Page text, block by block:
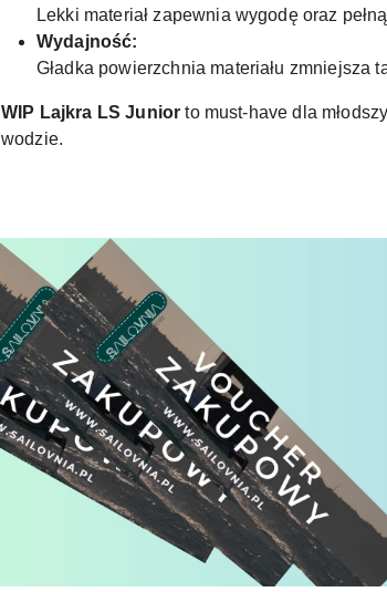
Lekki materiał zapewnia wygodę oraz
Wydajność:
Gładka powierzchnia materiału zmniejsza
WIP Lajkra LS Junior to must-have dla
wodzie.